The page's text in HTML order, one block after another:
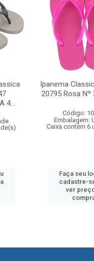
4...
Ipanema
20795 Rosa Nº
Código:
Embalagem:
Caixa contém 6
Faça seu
cadastre-
ver